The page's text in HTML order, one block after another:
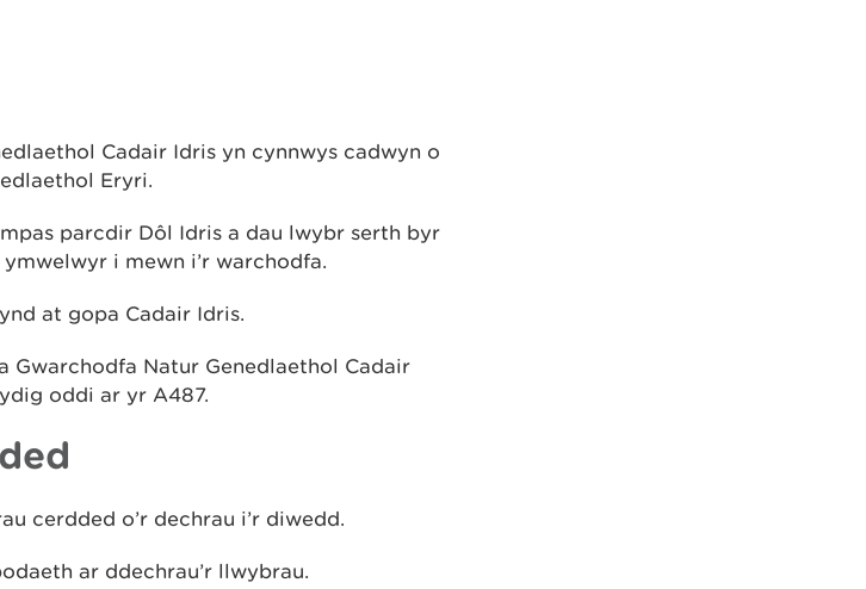
Cadair Idris yn cynnwys cadwyn o
Eryri.
parcdir Dôl Idris a dau lwybr serth byr
i mewn i’r warchodfa.
at gopa Cadair Idris.
Gwarchodfa Natur Genedlaethol Cadair
oddi ar yr A487.
cerdded o’r dechrau i’r diwedd.
ar ddechrau’r llwybrau.